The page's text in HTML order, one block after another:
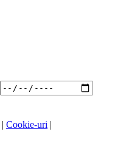
| Cookie-uri |